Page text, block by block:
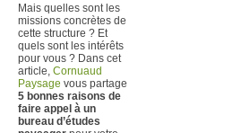
Mais quelles sont les
missions concrètes de
cette structure ? Et
quels sont les intérêts
pour vous ? Dans cet
article, Cornuaud
Paysage vous partage
5 bonnes raisons de
faire appel à un
bureau d’études